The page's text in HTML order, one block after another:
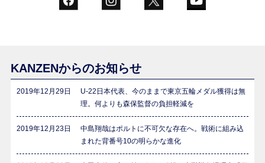
KANZENからのお知らせ
2019年12月29日
U-22日本代表、今のままで東京五輪メダル獲得は無
理。何よりも森保監督の負担軽減を
2019年12月23日
中島翔哉はポルトに不可欠な存在へ。戦術に組み込
まれた背番号10の明らかな進化